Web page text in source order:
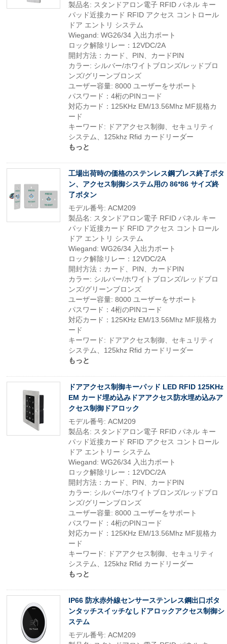
製品名: スタンドアロン電子 RFID パネル キー
パッド近接カード RFID アクセス コントロール
ドア エントリ システム
Wiegand: WG26/34 入出力ポート
ロック解除リレー：12VDC/2A
開封方法：カード、PIN、カードPIN
カラー: シルバー/ホワイトブロンズ/レッドブロ
ンズ/グリーンブロンズ
ユーザー容量: 8000 ユーザーをサポート
パスワード：4桁のPINコード
対応カード：125KHz EM/13.56Mhz MF規格カ
ード
キーワード: ドアアクセス制御、セキュリティ
システム、125khz Rfid カードリーダー
もっと
工場出荷時の価格のステンレス鋼プレス終了ボタ
ン、アクセス制御システム用の 86*86 サイズ終
了ボタン
モデル番号: ACM209
製品名: スタンドアロン電子 RFID パネル キー
パッド近接カード RFID アクセス コントロール
ドア エントリ システム
Wiegand: WG26/34 入出力ポート
ロック解除リレー：12VDC/2A
開封方法：カード、PIN、カードPIN
カラー: シルバー/ホワイトブロンズ/レッドブロ
ンズ/グリーンブロンズ
ユーザー容量: 8000 ユーザーをサポート
パスワード：4桁のPINコード
対応カード：125KHz EM/13.56Mhz MF規格カ
ード
キーワード: ドアアクセス制御、セキュリティ
システム、125khz Rfid カードリーダー
もっと
ドアアクセス制御キーパッド LED RFID 125KHz
EM カード埋め込みドアアクセス防水埋め込みア
クセス制御ドアロック
モデル番号: ACM209
製品名: スタンドアロン電子 RFID パネル キー
パッド近接カード RFID アクセス コントロール
ドア エントリー システム
Wiegand: WG26/34 入出力ポート
ロック解除リレー：12VDC/2A
開封方法：カード、PIN、カードPIN
カラー: シルバー/ホワイトブロンズ/レッドブロ
ンズ/グリーンブロンズ
ユーザー容量: 8000 ユーザーをサポート
パスワード：4桁のPINコード
対応カード：125KHz EM/13.56Mhz MF規格カ
ード
キーワード: ドアアクセス制御、セキュリティ
システム、125khz Rfid カードリーダー
もっと
IP66 防水赤外線センサーステンレス鋼出口ボタ
ンタッチスイッチなしドアロックアクセス制御シ
ステム
モデル番号: ACM209